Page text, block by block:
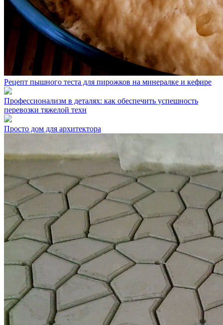
Рецепт пышного теста для пирожков на минералке и кефире
Профессионализм в деталях: как обеспечить успешность
перевозки тяжелой техн
Просто дом для архитектора